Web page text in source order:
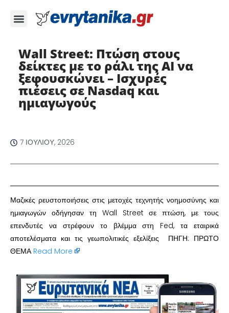
Wall Street: Πτώση στους
δείκτες με το ράλι της AI να
ξεφουσκώνει – Ισχυρές
πιέσεις σε Nasdaq και
ημιαγωγούς
7 ΙΟΥΛΊΟΥ, 2026
Μαζικές ρευστοποιήσεις στις μετοχές τεχνητής νοημοσύνης και
ημιαγωγών οδήγησαν τη Wall Street σε πτώση, με τους
επενδυτές να στρέφουν το βλέμμα στη Fed, τα εταιρικά
αποτελέσματα και τις γεωπολιτικές εξελίξεις ΠΗΓΗ: ΠΡΩΤΟ
ΘΕΜΑ Read More